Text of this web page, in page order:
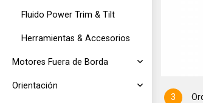
Fluido Power Trim & Tilt
Herramientas & Accesorios
Motores Fuera de Borda
Orientación
como exteriores con o
3